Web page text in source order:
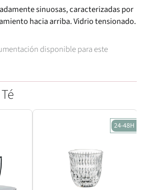
sinuosas, caracterizadas por
hacia arriba. Vidrio tensionado.
disponible para este
24-48H